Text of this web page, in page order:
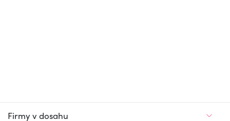
Firmy v dosahu